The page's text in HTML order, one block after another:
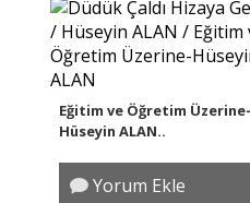
Eğitim ve Öğretim Üzerine-
Hüseyin ALAN..
Yorum Ekle